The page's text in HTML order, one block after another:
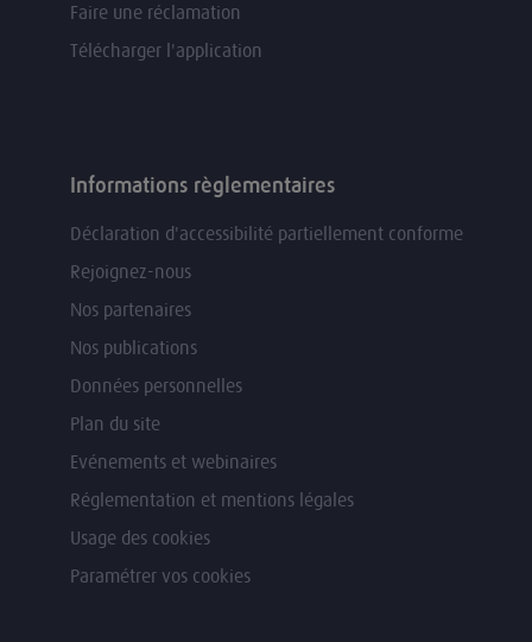
Faire une réclamation
Télécharger l'application
Informations règlementaires
Déclaration d'accessibilité partiellement conforme
Rejoignez-nous
Nos partenaires
Nos publications
Données personnelles
Plan du site
Evénements et webinaires
Réglementation et mentions légales
Usage des cookies
Paramétrer vos cookies